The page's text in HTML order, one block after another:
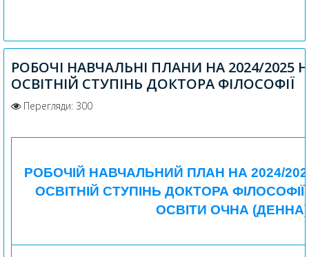
РОБОЧІ НАВЧАЛЬНІ ПЛАНИ НА 2024/2025
ОСВІТНІЙ СТУПІНЬ ДОКТОРА ФІЛОСОФІЇ
Перегляди: 300
РОБОЧІЙ НАВЧАЛЬНИЙ ПЛАН НА 2024/
ОСВІТНІЙ СТУПІНЬ ДОКТОРА
ОСВІТИ ОЧНА (ДЕННА)